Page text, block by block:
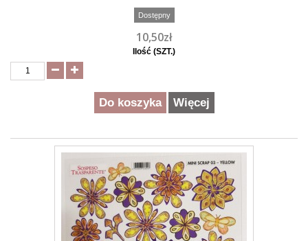
Dostępny
10,50zł
Ilość (SZT.)
Do koszyka Więcej